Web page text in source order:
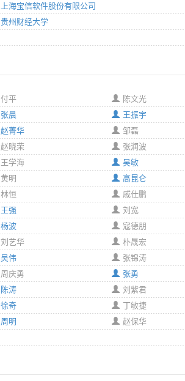
上海宝信软件股份有限公司
贵州财经大学
付平
陈文光
张晨
王振宇
赵菁华
邹磊
赵晓荣
张润波
王学海
吴敏
黄明
高昆仑
林恒
戚仕鹏
王强
刘宽
杨波
寇德朋
刘艺华
朴晟宏
吴伟
张锦涛
周庆勇
张勇
陈涛
刘紫君
徐奇
丁敏捷
周明
赵保华